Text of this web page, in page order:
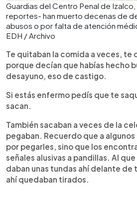
Guardias del Centro Penal de
reportes- han muerto decenas de
abusos o por falta de atención
EDH / Archivo
Te quitaban la comida a veces, te
porque decían que habías hecho
desayuno, eso de castigo.
Si estás enfermo pedís que te
sacan.
También sacaban a veces de la
pegaban. Recuerdo que a
por pegarles, sino que los
señales alusivas a pandillas. Al
daban unas tundas ahí delante
ahí quedaban tirados.